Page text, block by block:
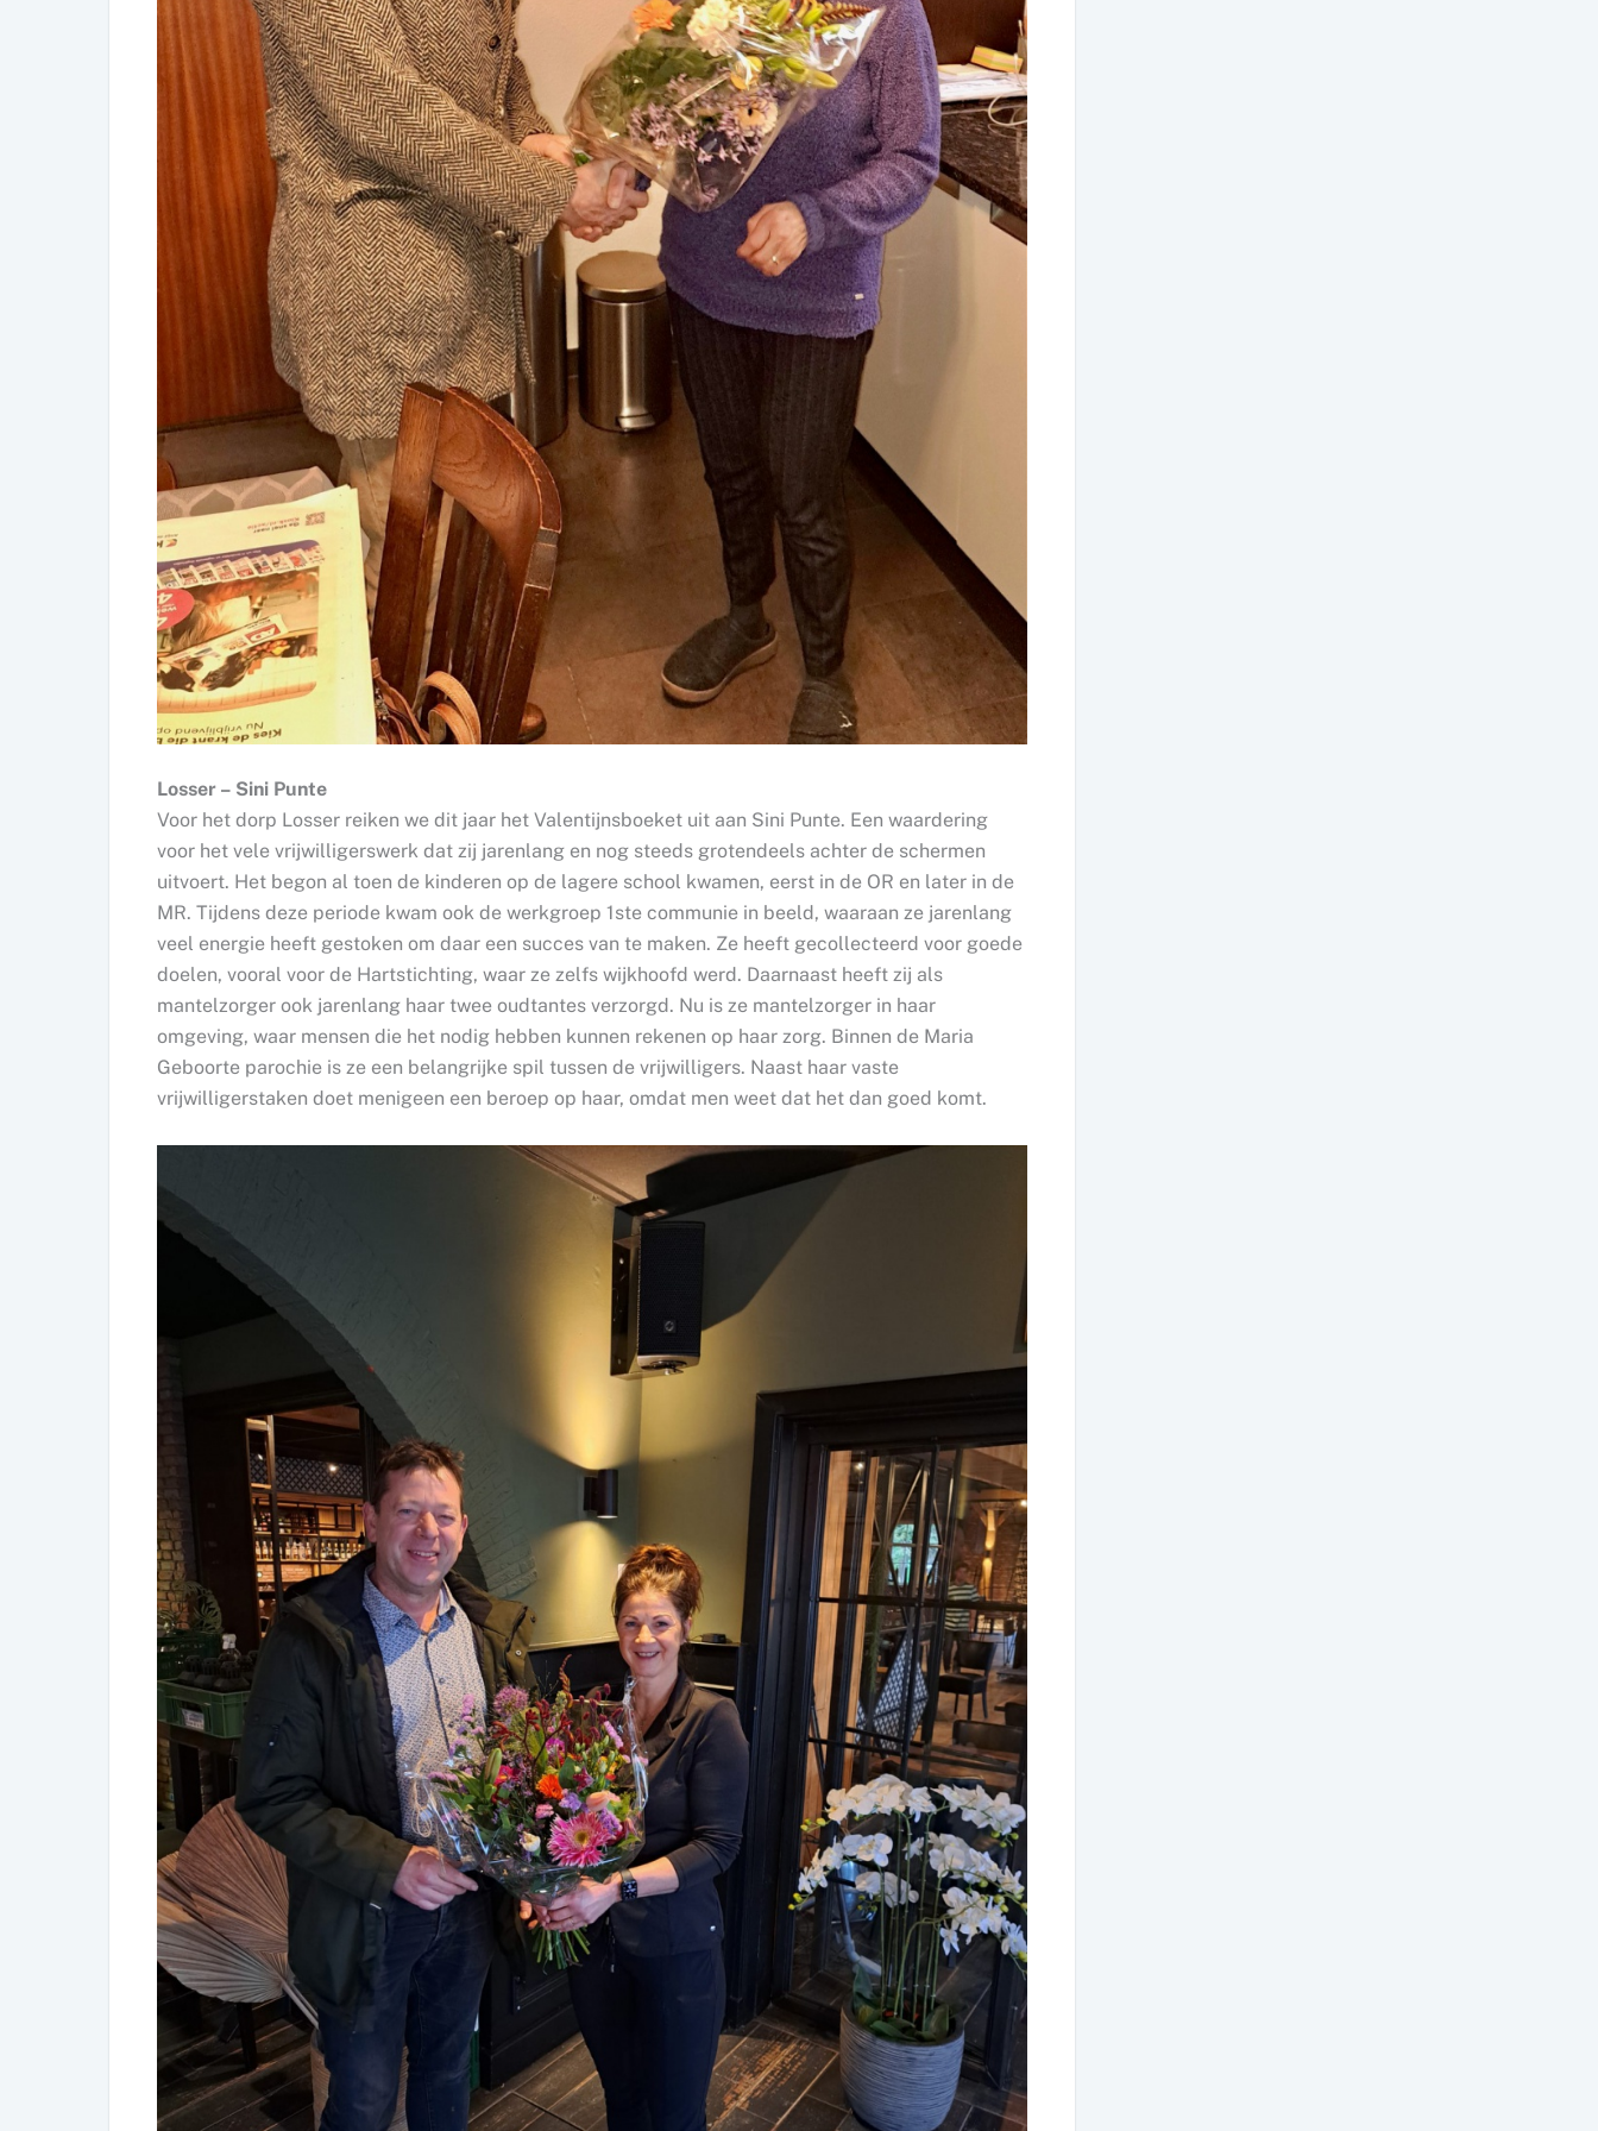
Losser – Sini Punte
Voor het dorp Losser reiken we dit jaar het Valentijnsboeket uit aan Sini Punte. Een waardering
voor het vele vrijwilligerswerk dat zij jarenlang en nog steeds grotendeels achter de schermen
uitvoert. Het begon al toen de kinderen op de lagere school kwamen, eerst in de OR en later in de
MR. Tijdens deze periode kwam ook de werkgroep 1ste communie in beeld, waaraan ze jarenlang
veel energie heeft gestoken om daar een succes van te maken. Ze heeft gecollecteerd voor goede
doelen, vooral voor de Hartstichting, waar ze zelfs wijkhoofd werd. Daarnaast heeft zij als
mantelzorger ook jarenlang haar twee oudtantes verzorgd. Nu is ze mantelzorger in haar
omgeving, waar mensen die het nodig hebben kunnen rekenen op haar zorg. Binnen de Maria
Geboorte parochie is ze een belangrijke spil tussen de vrijwilligers. Naast haar vaste
vrijwilligerstaken doet menigeen een beroep op haar, omdat men weet dat het dan goed komt.